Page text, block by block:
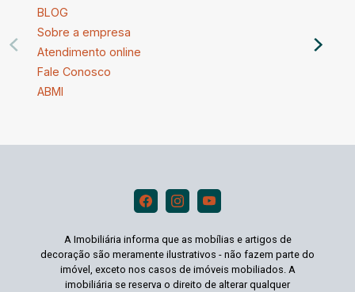
BLOG
Sobre a empresa
Atendimento online
Fale Conosco
ABMI
A Imobiliária informa que as mobílias e artigos de
decoração são meramente ilustrativos - não fazem parte do
imóvel, exceto nos casos de imóveis mobiliados. A
imobiliária se reserva o direito de alterar qualquer